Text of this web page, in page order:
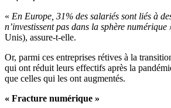
« En Europe, 31% des salariés sont liés à
n’investissent pas dans la sphère numérique
Unis), assure-t-elle.
Or, parmi ces entreprises rétives à la
qui ont réduit leurs effectifs après la
que celles qui les ont augmentés.
« Fracture numérique »